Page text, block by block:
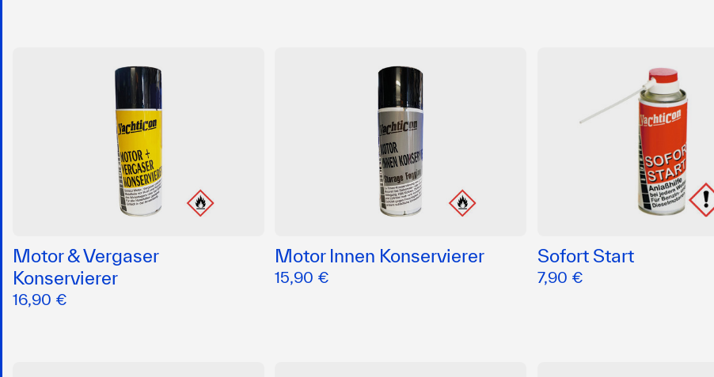
Motor & Vergaser
Konservierer
16,90 €
Motor Innen Konservierer
15,90 €
Sofort Start
7,90 €